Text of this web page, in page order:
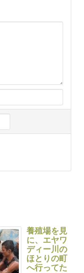
養殖場を見
に、エヤワ
ディー川の
ほとりの町
へ行ってた